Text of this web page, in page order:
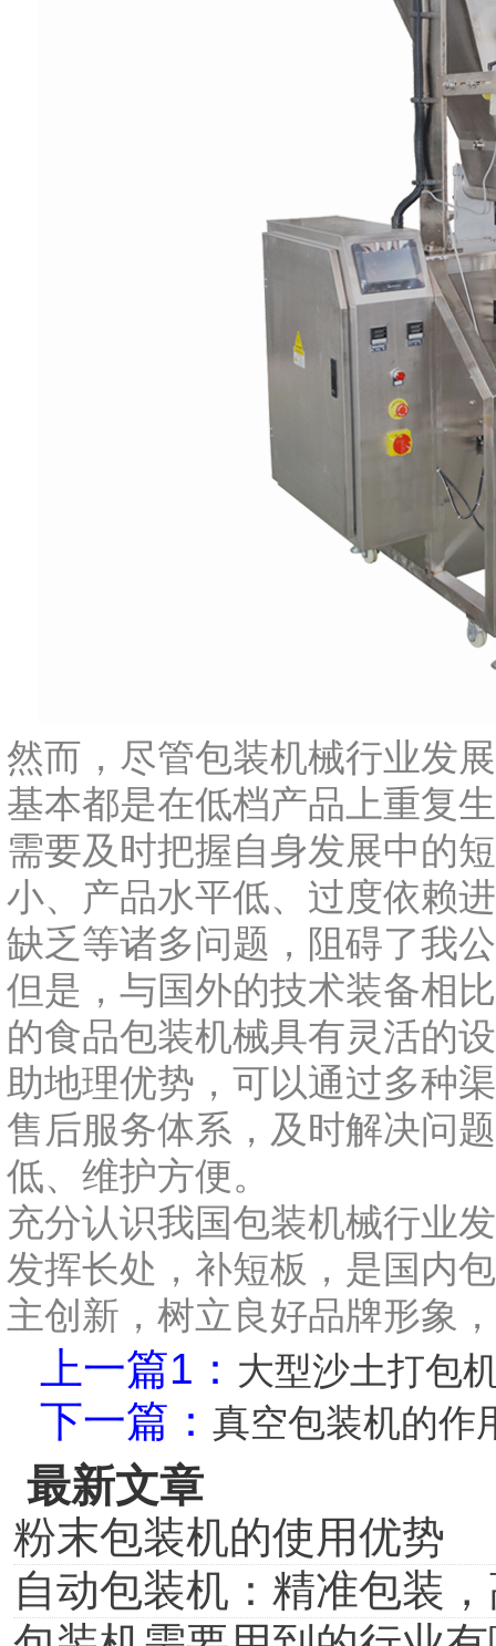
然而，尽管包装机械行业发
基本都是在低档产品上重复
需要及时把握自身发展中的
小、产品水平低、过度依赖
缺乏等诸多问题，阻碍了我
但是，与国外的技术装备相
的食品包装机械具有灵活的
助地理优势，可以通过多种
售后服务体系，及时解决问
低、维护方便。
充分认识我国包装机械行业
发挥长处，补短板，是国内
主创新，树立良好品牌形象
上一篇1： 大型沙土打包
下一篇： 真空包装机的作
最新文章
粉末包装机的使用优势
自动包装机：精准包装